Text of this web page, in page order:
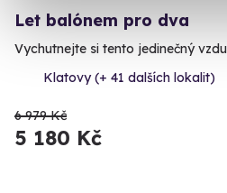
Let balónem pro dva
Vychutnejte si tento jedinečný
Klatovy (+ 41 dalších lokalit)
6 979 Kč
5 180 Kč